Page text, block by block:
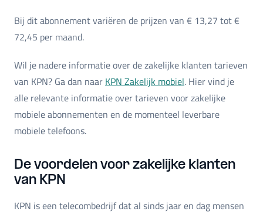
Bij dit abonnement variëren de prijzen van € 13,27 tot €
72,45 per maand.
Wil je nadere informatie over de zakelijke klanten tarieven
van KPN? Ga dan naar KPN Zakelijk mobiel. Hier vind je
alle relevante informatie over tarieven voor zakelijke
mobiele abonnementen en de momenteel leverbare
mobiele telefoons.
De voordelen voor zakelijke klanten
van KPN
KPN is een telecombedrijf dat al sinds jaar en dag mensen